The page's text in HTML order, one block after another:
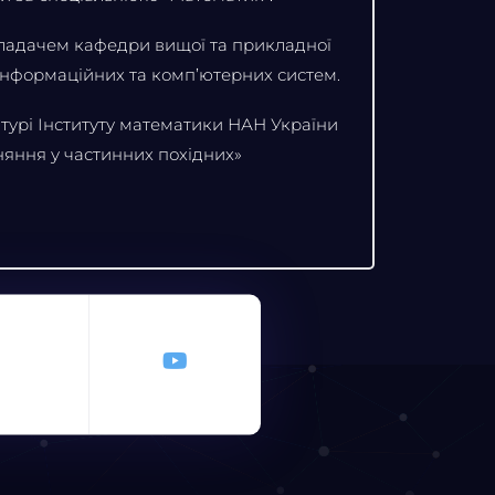
кафедри вищої та прикладної
та комп’ютерних систем.
Інституту математики НАН України
у частинних похідних»